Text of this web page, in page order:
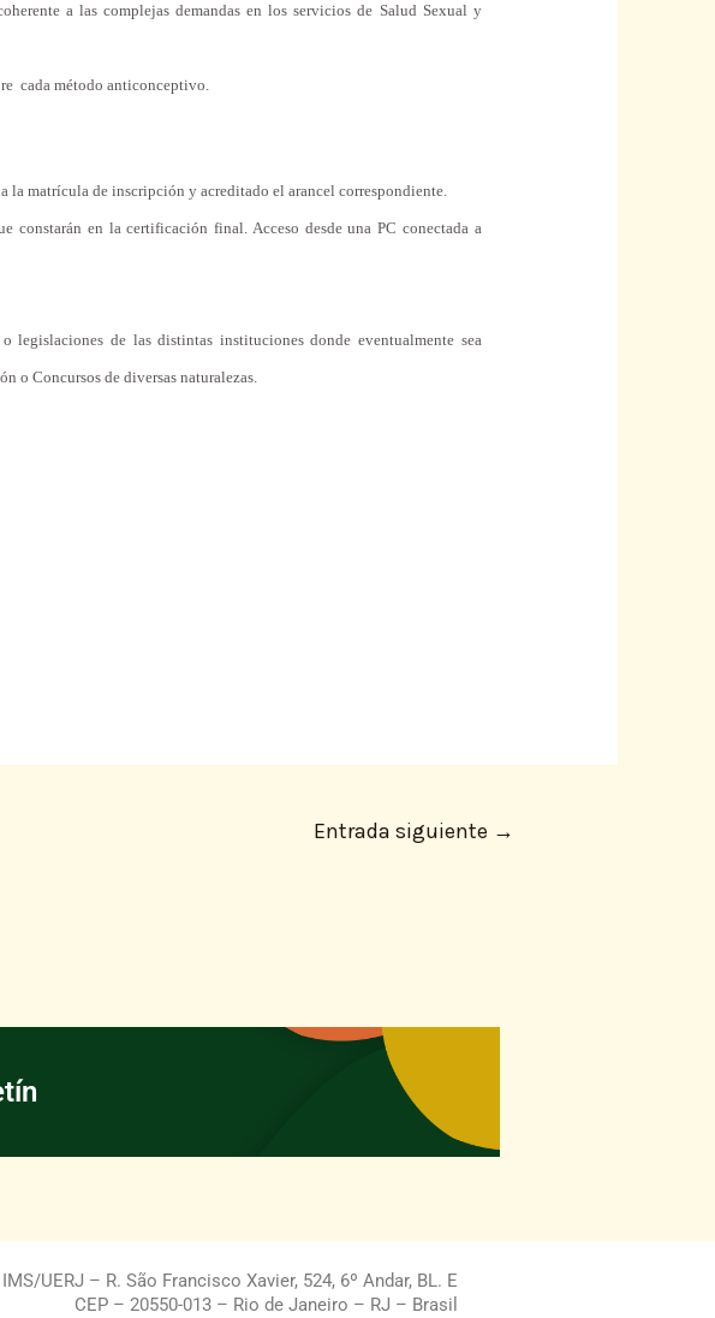
a las complejas demandas en los servicios de Salud Sexual y
cada método anticonceptivo.
la matrícula de inscripción y acreditado el arancel correspondiente.
constarán en la certificación final. Acceso desde una PC conectada a
legislaciones de las distintas instituciones donde eventualmente sea
o Concursos de diversas naturalezas.
Entrada siguiente →
IMS/UERJ – R. São Francisco Xavier, 524, 6º Andar, BL. E
CEP – 20550-013 – Rio de Janeiro – RJ – Brasil